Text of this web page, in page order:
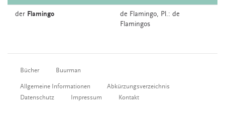
der Flamingo de Flamingo, Pl.: de
Flamingos
Bücher Buurman
Allgemeine Informationen
Abkürzungsverzeichnis
Datenschutz
Impressum Kontakt